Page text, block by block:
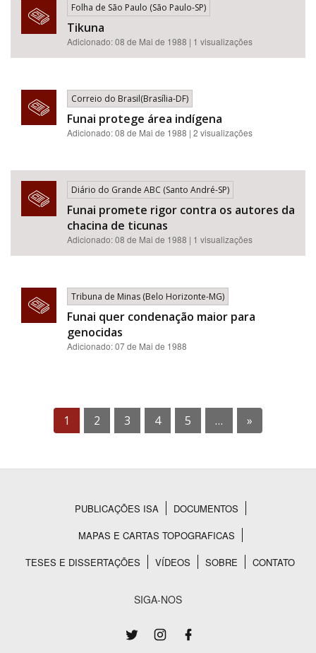
Folha de São Paulo (São Paulo-SP)
Tikuna
Adicionado: 08 de Mai de 1988 | 1 visualizações
Correio do Brasil(Brasília-DF)
Funai protege área indígena
Adicionado: 08 de Mai de 1988 | 2 visualizações
Diário do Grande ABC (Santo André-SP)
Funai promete rigor contra os autores da
chacina de ticunas
Adicionado: 08 de Mai de 1988 | 1 visualizações
Tribuna de Minas (Belo Horizonte-MG)
Funai quer condenação maior para
genocidas
Adicionado: 07 de Mai de 1988
1 2 3 4 5 … »
Rodapé
PUBLICAÇÕES ISA
DOCUMENTOS
MAPAS E CARTAS TOPOGRAFICAS
TESES E DISSERTAÇÕES
VÍDEOS SOBRE CONTATO
SIGA-NOS